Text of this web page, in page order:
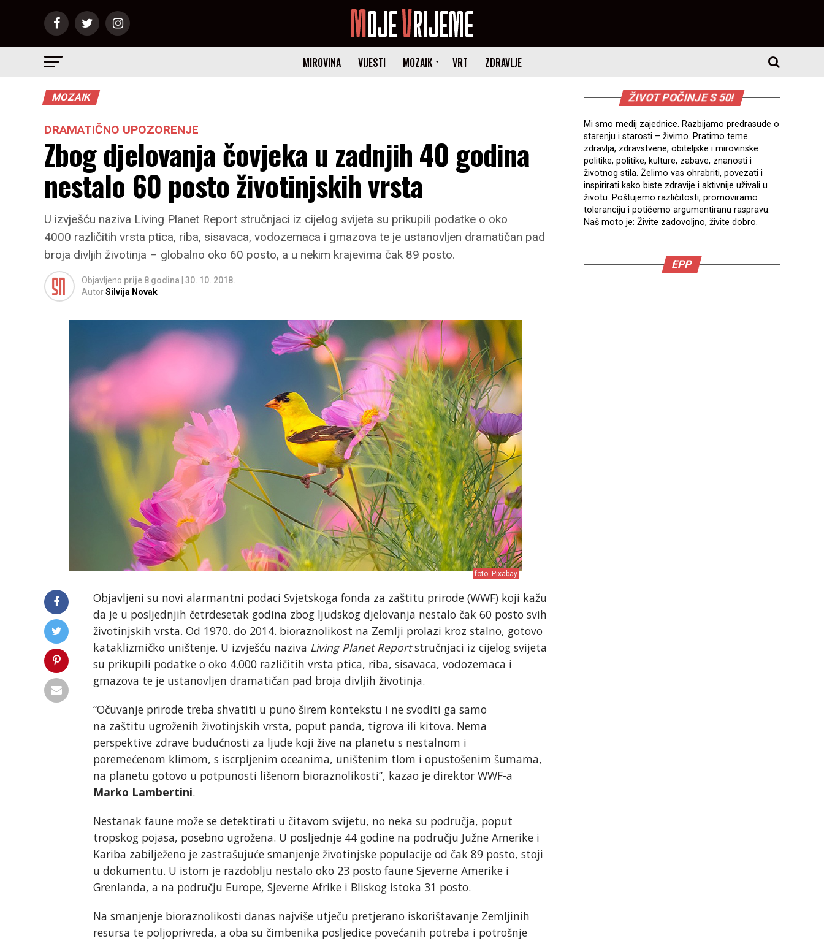
MIROVINA VIJESTI MOZAIK VRT ZDRAVLJE
MOZAIK
DRAMATIČNO UPOZORENJE
Zbog djelovanja čovjeka u zadnjih 40 godina
nestalo 60 posto životinjskih vrsta
U izvješću naziva Living Planet Report stručnjaci iz cijelog svijeta su prikupili podatke o oko
4000 različitih vrsta ptica, riba, sisavaca, vodozemaca i gmazova te je ustanovljen dramatičan pad
broja divljih životinja – globalno oko 60 posto, a u nekim krajevima čak 89 posto.
Objavljeno prije 8 godina
30. 10. 2018.
AutorSilvija Novak
foto: Pixabay
Objavljeni su novi alarmantni podaci Svjetskoga fonda za zaštitu prirode (WWF) koji kažu
da je u posljednjih četrdesetak godina zbog ljudskog djelovanja nestalo čak 60 posto svih
životinjskih vrsta. Od 1970. do 2014. bioraznolikost na Zemlji prolazi kroz stalno, gotovo
kataklizmičko uništenje. U izvješću naziva Living Planet Reportstručnjaci iz cijelog svijeta
su prikupili podatke o oko 4.000 različitih vrsta ptica, riba, sisavaca, vodozemaca i
gmazova te je ustanovljen dramatičan pad broja divljih životinja.
“Očuvanje prirode treba shvatiti u puno širem kontekstu i ne svoditi ga samo
na zaštitu ugroženih životinjskih vrsta, poput panda, tigrova ili kitova. Nema
perspektive zdrave budućnosti za ljude koji žive na planetu s nestalnom i
poremećenom klimom, s iscrpljenim oceanima, uništenim tlom i opustošenim šumama,
na planetu gotovo u potpunosti lišenom bioraznolikosti”, kazao je direktor WWF-a
Marko Lambertini.
Nestanak faune može se detektirati u čitavom svijetu, no neka su područja, poput
tropskog pojasa, posebno ugrožena. U posljednje 44 godine na području Južne Amerike i
Kariba zabilježeno je zastrašujuće smanjenje životinjske populacije od čak 89 posto, stoji
u dokumentu. U istom je razdoblju nestalo oko 23 posto faune Sjeverne Amerike i
Grenlanda, a na području Europe, Sjeverne Afrike i Bliskog istoka 31 posto.
Na smanjenje bioraznolikosti danas najviše utječu pretjerano iskorištavanje Zemljinih
resursa te poljoprivreda, a oba su čimbenika posljedice povećanih potreba i potrošnje
ŽIVOT POČINJE S 50!
Mi smo medij zajednice. Razbijamo predrasude o
starenju i starosti – živimo. Pratimo teme
zdravlja, zdravstvene, obiteljske i mirovinske
politike, politike, kulture, zabave, znanosti i
životnog stila. Želimo vas ohrabriti, povezati i
inspirirati kako biste zdravije i aktivnije uživali u
životu. Poštujemo različitosti, promoviramo
toleranciju i potičemo argumentiranu raspravu.
Naš moto je: Živite zadovoljno, živite dobro.
EPP